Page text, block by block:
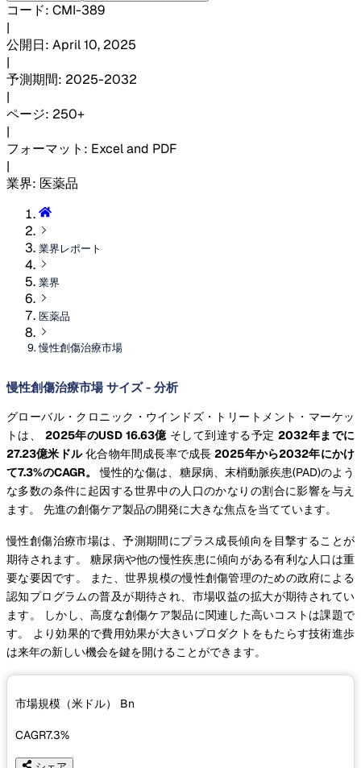
コード: CMI-389
|
公開日: April 10, 2025
|
予測期間: 2025-2032
|
ページ: 250+
|
フォーマット : Excel and PDF
|
業界: 医薬品
業界レポート
業界
医薬品
慢性創傷治療市場
慢性創傷治療市場 サイズ - 分析
グローバル・クロニック・ウインドズ・トリートメント・マーケッ
トは、 2025年のUSD 16.63億そして到達する予定2032年までに
27.23億米ドル化合物年間成長率で成長2025年から2032年にかけ
て7.3%のCAGR。
慢性的な傷は、糖尿病、末梢動脈疾患(PAD)のよう
な多数の条件に起因する世界中の人口のかなりの割合に影響を与え
ます。 先進の創傷ケア製品の開発に大きな焦点を当てています。
慢性創傷治療市場は、予測期間にプラス成長傾向を目撃することが
期待されます。 糖尿病や他の慢性疾患に傾向がある有利な人口は重
要な要因です。 また、世界規模の慢性創傷管理のための政府による
認知プログラムの普及が期待され、市場収益の拡大が期待されてい
ます。 しかし、高度な創傷ケア製品に関連した高いコストは課題で
す。 より効果的で費用効果が大きいプロダクトをもたらす技術進歩
は来年の新しい機会を鍵を開けることができます。
市場規模（米ドル） Bn
CAGR7.3%